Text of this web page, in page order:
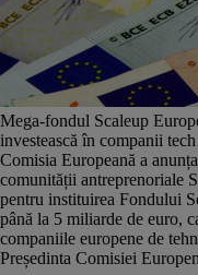
Mega-fondul Scaleup
investească în companii tech
Comisia Europeană a
comunității antreprenoriale
pentru instituirea Fondului
până la 5 miliarde de euro,
companiile europene de
Președinta Comisiei